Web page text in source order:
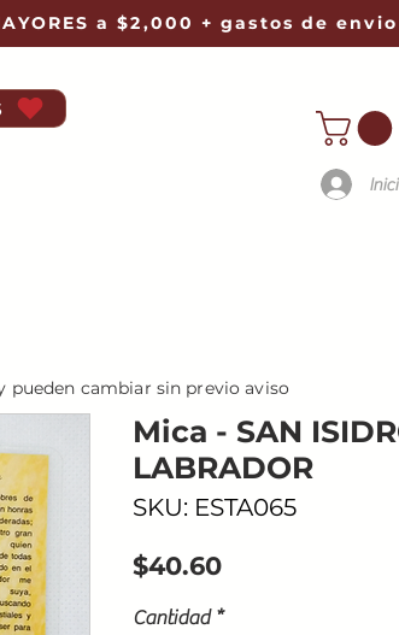
a $2,000 + gastos de envio
Mica - SAN
LABRADOR
SKU: ESTA065
$40.60Precio
Cantidad *
pueden cambiar sin previo aviso